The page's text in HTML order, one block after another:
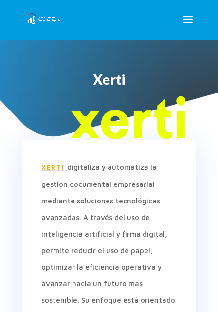
Xerti
XERTI digitaliza y automatiza la
gestión documental empresarial
mediante soluciones tecnológicas
avanzadas. A través del uso de
inteligencia artificial y firma digital,
permite reducir el uso de papel,
optimizar la eficiencia operativa y
avanzar hacia un futuro más
sostenible. Su enfoque está orientado